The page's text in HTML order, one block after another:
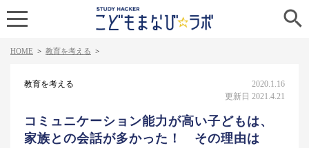

HOME > 教育を考える >
教育を考える
2020.1.16
更新日 2021.4.21
コミュニケーション能力が高い子どもは、
家族との会話が多かった！ その理由は